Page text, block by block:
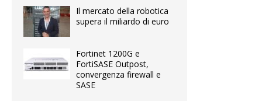
Il mercato della robotica
supera il miliardo di euro
Fortinet 1200G e
FortiSASE Outpost,
convergenza firewall e
SASE